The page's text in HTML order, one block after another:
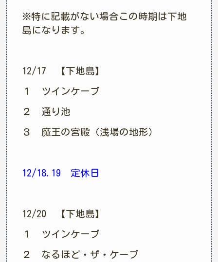
※特に記載がない場合この時期は下地
島になります。
12/17 【下地島】
１ ツインケーブ
２ 通り池
３ 魔王の宮殿（浅場の地形）
12/18.19 定休日
12/20 【下地島】
１ ツインケーブ
２ なるほど・ザ・ケーブ